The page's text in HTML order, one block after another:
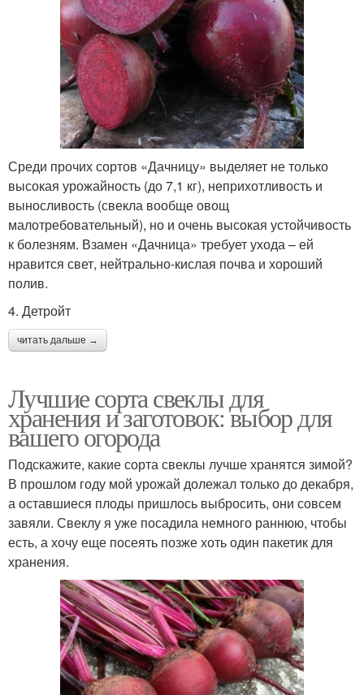
Среди прочих сортов «Дачницу» выделяет не только
высокая урожайность (до 7,1 кг), неприхотливость и
выносливость (свекла вообще овощ
малотребовательный), но и очень высокая устойчивость
к болезням. Взамен «Дачница» требует ухода – ей
нравится свет, нейтрально-кислая почва и хороший
полив.
4. Детройт
читать дальше →
Лучшие сорта свеклы для
хранения и заготовок: выбор для
вашего огорода
Подскажите, какие сорта свеклы лучше хранятся зимой?
В прошлом году мой урожай долежал только до декабря,
а оставшиеся плоды пришлось выбросить, они совсем
завяли. Свеклу я уже посадила немного раннюю, чтобы
есть, а хочу еще посеять позже хоть один пакетик для
хранения.